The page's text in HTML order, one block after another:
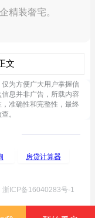
精装奢宅。
文
为方便广大用户掌握信
息并非广告，所载内容
准确性和完整性，最终
。
房贷计算器
ICP备16040283号-1